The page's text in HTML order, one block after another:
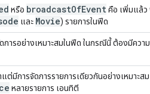
หรือ broadcastOfEventคือ เพิ่มแล้ว
และ Movie) รายการในฟีด
ดการอย่างเหมาะสมในฟีด ในกรณีนี้ ต้องมีคว
แต่มีการจัดการรายการเดียวกันอย่างเหมา
หลายรายการ เอนทิตี